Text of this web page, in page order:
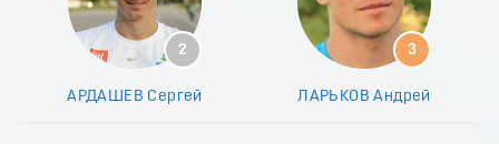
2
АРДАШЕВ Сергей
3
ЛАРЬКОВ Андрей